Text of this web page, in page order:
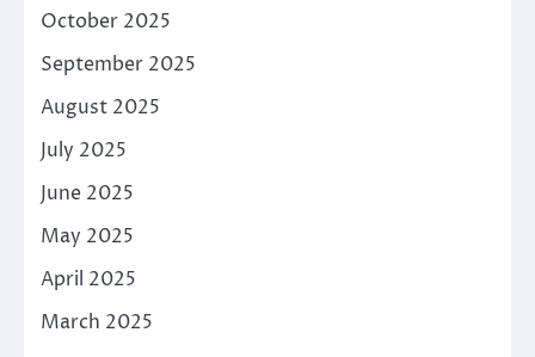
October 2025
September 2025
August 2025
July 2025
June 2025
May 2025
April 2025
March 2025